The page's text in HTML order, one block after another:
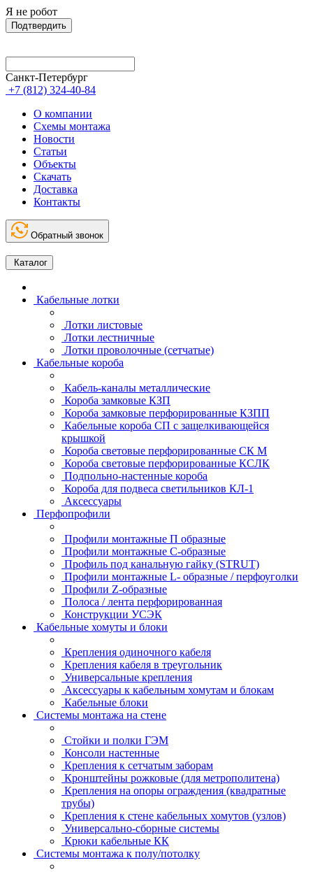
Я не робот
Подтвердить
Санкт-Петербург
+7 (812) 324-40-84
О компании
Схемы монтажа
Новости
Статьи
Объекты
Скачать
Доставка
Контакты
Обратный звонок
Каталог
Кабельные лотки
Лотки листовые
Лотки лестничные
Лотки проволочные (сетчатые)
Кабельные короба
Кабель-каналы металлические
Короба замковые КЗП
Короба замковые перфорированные КЗПП
Кабельные короба СП с защелкивающейся
крышкой
Короба световые перфорированные СК М
Короба световые перфорированные КСЛК
Подпольно-настенные короба
Короба для подвеса светильников КЛ-1
Аксессуары
Перфопрофили
Профили монтажные П образные
Профили монтажные C-образные
Профиль под канальную гайку (STRUT)
Профили монтажные L- образные / перфоуголки
Профили Z-образные
Полоса / лента перфорированная
Конструкции УСЭК
Кабельные хомуты и блоки
Крепления одиночного кабеля
Крепления кабеля в треугольник
Универсальные крепления
Аксессуары к кабельным хомутам и блокам
Кабельные блоки
Системы монтажа на стене
Стойки и полки ГЭМ
Консоли настенные
Крепления к сетчатым заборам
Кронштейны рожковые (для метрополитена)
Крепления на опоры ограждения (квадратные
трубы)
Крепления к стене кабельных хомутов (узлов)
Универсально-сборные системы
Крюки кабельные КК
Системы монтажа к полу/потолку